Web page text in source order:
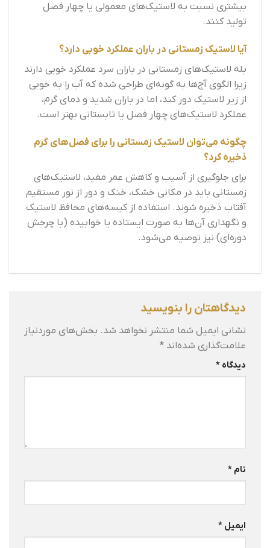
بیشتری نسبت به لاستیک‌های معمولی یا چهار فصل
تولید کنند.
آیا لاستیک زمستانی در باران عملکرد خوبی دارد؟
بله لاستیک‌های زمستانی در باران سرد عملکرد خوبی دارند
زیرا الگوی آج‌ها به گونه‌ای طراحی شده که آب را به خوبی
از زیر لاستیک دور کند، اما در باران شدید و دمای گرم،
عملکرد لاستیک‌های چهار فصل یا تابستانی بهتر است.
چگونه می‌توان لاستیک زمستانی را برای فصل‌های گرم
ذخیره کرد؟
برای جلوگیری از آسیب و کاهش عمر مفید، لاستیک‌های
زمستانی باید در مکانی خشک، خنک و دور از نور مستقیم
آفتاب ذخیره شوند. استفاده از کیسه‌های محافظ لاستیک
و نگهداری آن‌ها به صورت ایستاده یا خوابیده (با چرخش
دوره‌ای) نیز توصیه می‌شود.
دیدگاهتان را بنویسید
نشانی ایمیل شما منتشر نخواهد شد. بخش‌های موردنیاز
علامت‌گذاری شده‌اند *
دیدگاه *
نام *
ایمیل *